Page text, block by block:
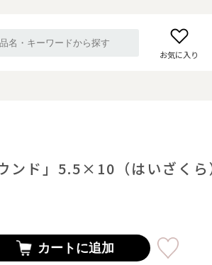
お気に入り
ンド」5.5×10（はいざくら
カートに追加